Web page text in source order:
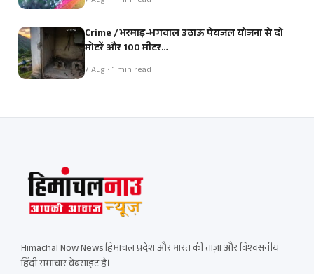
Crime / भरमाड़-भगवाल उठाऊ पेयजल योजना से दो
मोटरें और 100 मीटर…
7 Aug • 1 min read
Himachal Now News हिमाचल प्रदेश और भारत की ताज़ा और विश्वसनीय
हिंदी समाचार वेबसाइट है।